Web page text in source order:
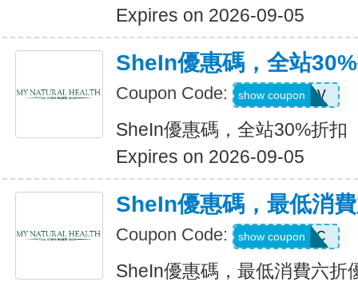
Expires on 2026-09-05
SheIn優惠碼，全站
Coupon Code: W2CB88V
show coupon
SheIn優惠碼，全站30%折扣
Expires on 2026-09-05
SheIn優惠碼，最低消
Coupon Code: MTFK4CC
show coupon
SheIn優惠碼，最低消費六折